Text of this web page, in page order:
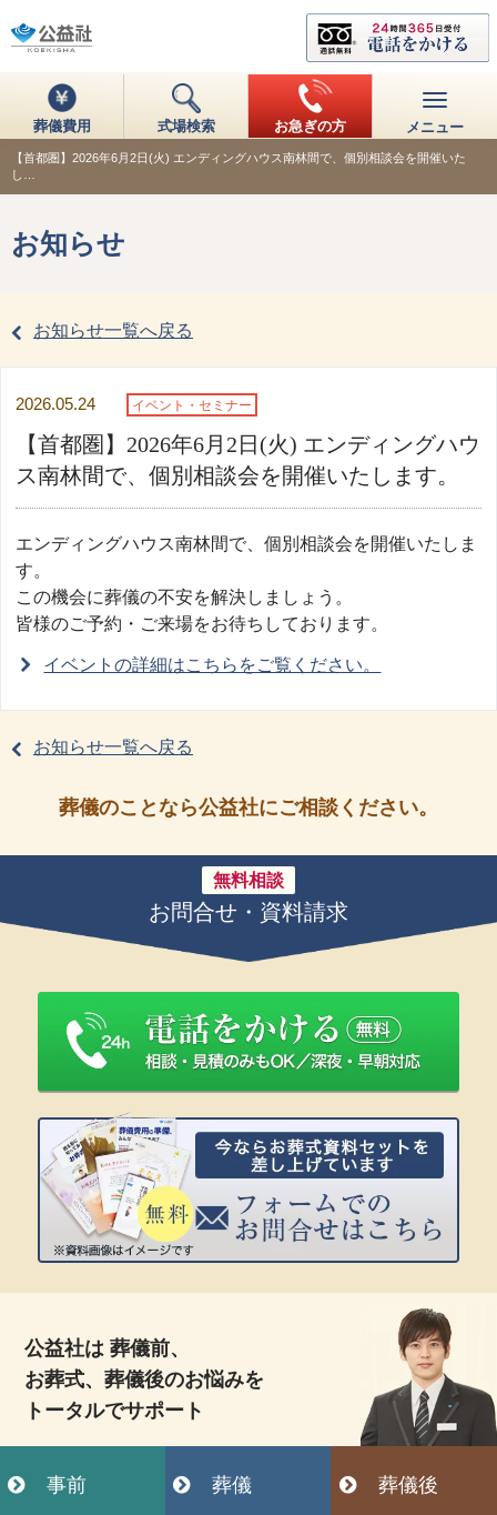
葬儀費用 式場検索 お急ぎの方 メニュー
【首都圏】2026年6月2日(火) エンディングハウス南林間で、個別相談会を開催いた
し…
お知らせ
お知らせ一覧へ戻る
2026.05.24 イベント・セミナー
【首都圏】2026年6月2日(火) エンディングハウ
ス南林間で、個別相談会を開催いたします。
エンディングハウス南林間で、個別相談会を開催いたしま
す。
この機会に葬儀の不安を解決しましょう。
皆様のご予約・ご来場をお待ちしております。
イベントの詳細はこちらをご覧ください。
お知らせ一覧へ戻る
葬儀のことなら公益社にご相談ください。
無料相談
お問合せ・資料請求
公益社は 葬儀前、
お葬式、葬儀後のお悩みを
トータルでサポート
事前 葬儀 葬儀後